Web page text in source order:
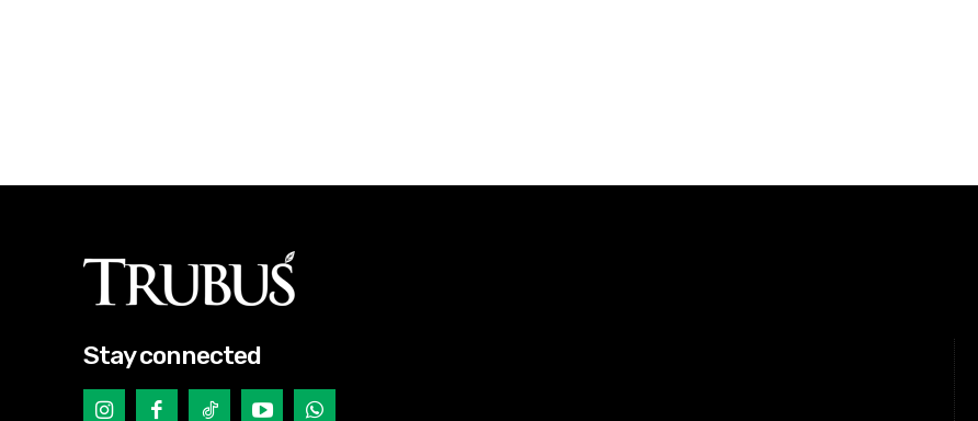
Stay connected